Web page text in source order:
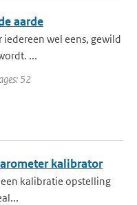
aarde
wel eens, gewild
...
52
kalibrator
kalibratie opstelling